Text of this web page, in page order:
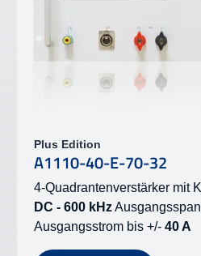
Plus Edition
A1110-40-E-70-32
4-Quadrantenverstärker mit
DC - 600 kHz
Ausgangsstrom bis +/- 40 A